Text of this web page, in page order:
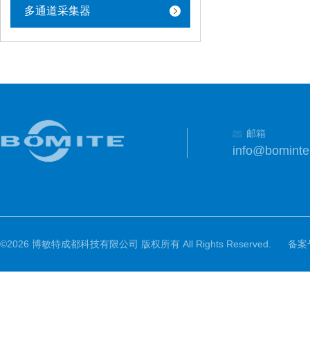
多通道采集器
邮箱
©2026 博敏特成都科技有限公司 版权所有 All Rights Reserved. 备案